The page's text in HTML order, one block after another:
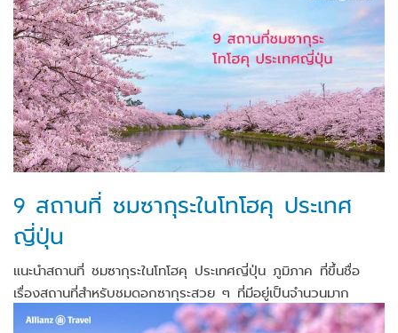
9 สถานที่ ชมซากุระในโทโฮคุ ประเทศ
ญี่ปุ่น
แนะนำสถานที่ ชมซากุระในโทโฮคุ ประเทศญี่ปุ่น ภูมิภาค ที่ขึ้นชื่อ
เรื่องสถานที่สำหรับชมดอกซากุระสวย ๆ ที่มีอยู่เป็นจำนวนมาก